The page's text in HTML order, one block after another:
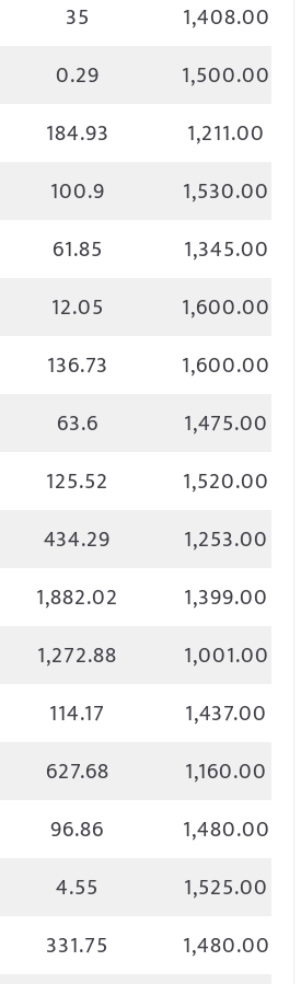
35
1,408.00
0.29
1,500.00
184.93
1,211.00
100.9
1,530.00
61.85
1,345.00
12.05
1,600.00
136.73
1,600.00
63.6
1,475.00
125.52
1,520.00
434.29
1,253.00
1,882.02
1,399.00
1,272.88
1,001.00
114.17
1,437.00
627.68
1,160.00
96.86
1,480.00
4.55
1,525.00
331.75
1,480.00